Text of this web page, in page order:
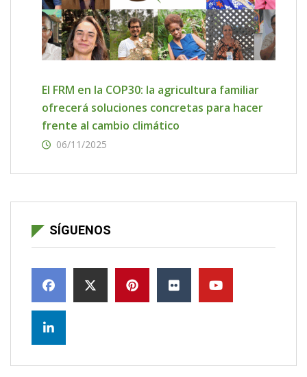
El FRM en la COP30: la agricultura familiar
ofrecerá soluciones concretas para hacer
frente al cambio climático
06/11/2025
SÍGUENOS